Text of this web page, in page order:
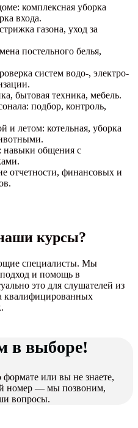
комплексная уборка
входа.
газона, уход за
постельного белья,
систем водо-, электро-
бытовая техника, мебель.
подбор, контроль,
и летом: котельная, уборка
навыки общения с
отчетности, финансовых и
курсы?
специалисты. Мы
и помощь в
это для слушателей из
квалифицированных
в выборе!
или вы не знаете,
номер — мы позвоним,
вопросы.